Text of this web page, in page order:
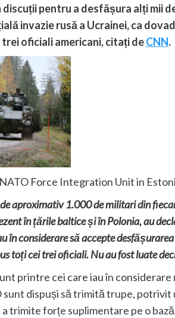
discuții pentru a desfășura alți mii
invazie rusă a Ucrainei, ca
oficiali americani, citați deCNN.
Force Integration Unit in
aproximativ 1.000 de militari din
în țările baltice și în Polonia, au
în considerare să accepte
toți cei trei oficiali. Nu au fost luate
printre cei care iau în
sunt dispuși să trimită trupe, potrivit
trimite forțe suplimentare pe o